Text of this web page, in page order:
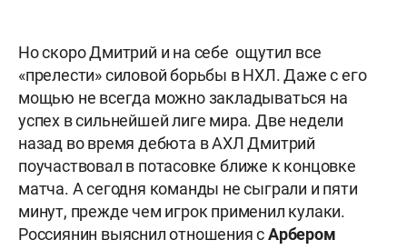
Но скоро Дмитрий и на себе ощутил все
«прелести» силовой борьбы в НХЛ. Даже с его
мощью не всегда можно закладываться на
успех в сильнейшей лиге мира. Две недели
назад во время дебюта в АХЛ Дмитрий
поучаствовал в потасовке ближе к концовке
матча. А сегодня команды не сыграли и пяти
минут, прежде чем игрок применил кулаки.
Россиянин выяснил отношения сАрбером